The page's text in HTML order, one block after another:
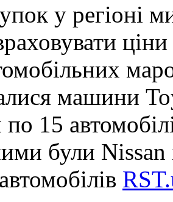
у регіоні
машини
15
були Nissan